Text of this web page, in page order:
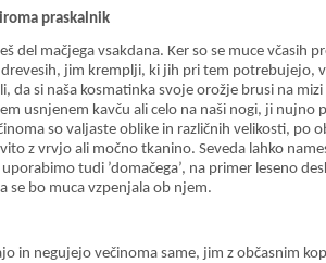
praskalnik
del mačjega vsakdana. Ker so se muce včasih
jim kremplji, ki jih pri tem potrebujejo,
da si naša kosmatinka svoje orožje brusi na mizi
usnjenem kavču ali celo na naši nogi, ji nujno
so valjaste oblike in različnih velikosti, po
z vrvjo ali močno tkanino. Seveda lahko
tudi ’domačega’, na primer leseno
se bo muca vzpenjala ob njem.
in negujejo večinoma same, jim z občasnim